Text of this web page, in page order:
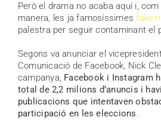
Però el drama no acaba aquí i, com
manera, les ja famosíssimes fake
palestra per seguir contaminant el
Segons va anunciar el
Comunicació de Facebook, Nick
campanya, Facebook i Instagram
total de 2,2 milions d’anuncis i
publicacions que intentaven
participació en les eleccions.